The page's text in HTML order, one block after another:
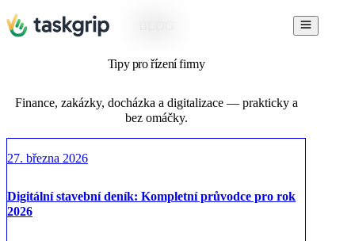
Tipy pro řízení firmy
Finance, zakázky, docházka a digitalizace — prakticky a
bez omáčky.
27. března 2026
Digitální stavební deník: Kompletní průvodce pro rok
2026